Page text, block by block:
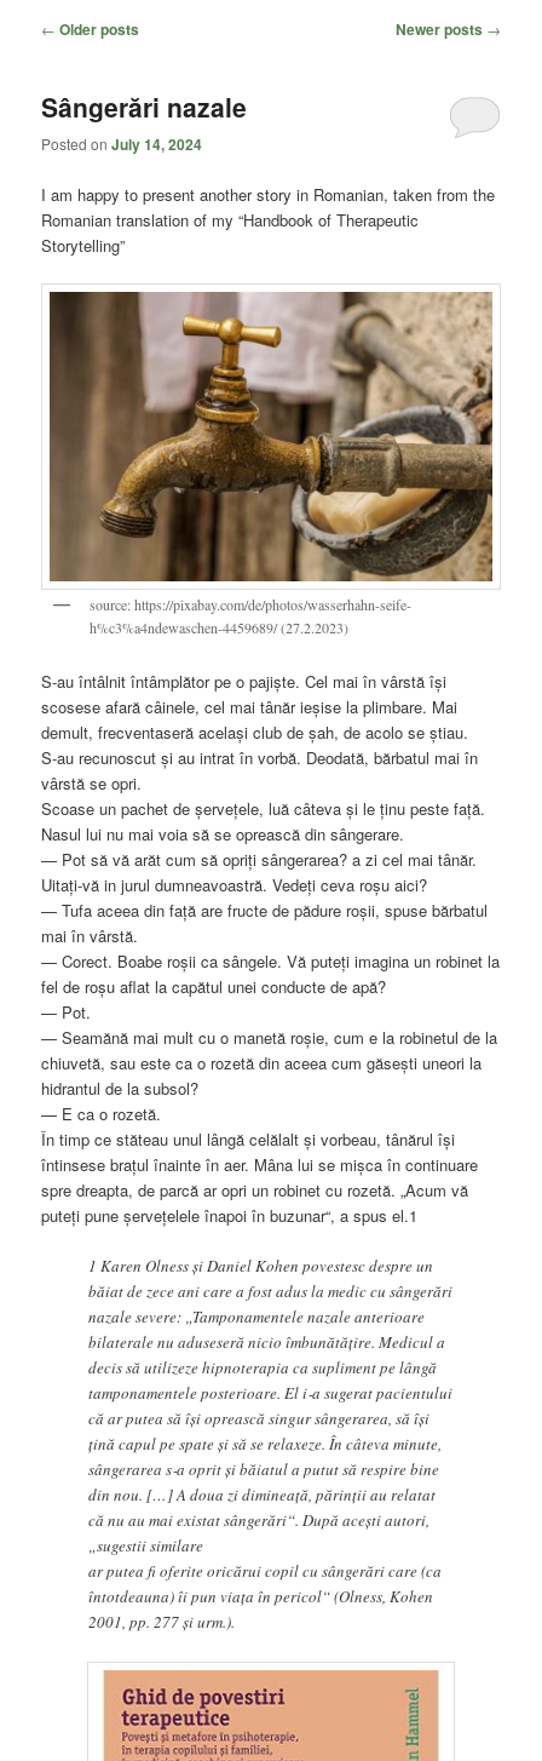
Post
← Older posts Newer posts →
Sângerări nazale
Posted onJuly 14, 2024
I am happy to present another story in Romanian, taken from the
Romanian translation of my “Handbook of Therapeutic
Storytelling”
source: https://pixabay.com/de/photos/wasserhahn-seife-
h%c3%a4ndewaschen-4459689/ (27.2.2023)
S‑au întâlnit întâmplător pe o pajiște. Cel mai în vârstă își
scosese afară câinele, cel mai tânăr ieșise la plimbare. Mai
demult, frecventaseră același club de șah, de acolo se știau.
S‑au recunoscut și au intrat în vorbă. Deodată, bărbatul mai în
vârstă se opri.
Scoase un pachet de șervețele, luă câteva și le ținu peste față.
Nasul lui nu mai voia să se oprească din sângerare.
— Pot să vă arăt cum să opriți sângerarea? a zi cel mai tânăr.
Uitați‑vă in jurul dumneavoastră. Vedeți ceva roșu aici?
— Tufa aceea din față are fructe de pădure roșii, spuse bărbatul
mai în vârstă.
— Corect. Boabe roșii ca sângele. Vă puteți imagina un robinet la
fel de roșu aflat la capătul unei conducte de apă?
— Pot.
— Seamănă mai mult cu o manetă roșie, cum e la robinetul de la
chiuvetă, sau este ca o rozetă din aceea cum găsești uneori la
hidrantul de la subsol?
— E ca o rozetă.
În timp ce stăteau unul lângă celălalt și vorbeau, tânărul își
întinsese brațul înainte în aer. Mâna lui se mișca în continuare
spre dreapta, de parcă ar opri un robinet cu rozetă. „Acum vă
puteți pune șervețelele înapoi în buzunar“, a spus el.1
1 Karen Olness și Daniel Kohen povestesc despre un
băiat de zece ani care a fost adus la medic cu sângerări
nazale severe: „Tamponamentele nazale anterioare
bilaterale nu aduseseră nicio îmbunătățire. Medicul a
decis să utilizeze hipnoterapia ca supliment pe lângă
tamponamentele posterioare. El i‑a sugerat pacientului
că ar putea să își oprească singur sângerarea, să își
țină capul pe spate și să se relaxeze. În câteva minute,
sângerarea s‑a oprit și băiatul a putut să respire bine
din nou. […] A doua zi dimineață, părinții au relatat
că nu au mai existat sângerări“. După acești autori,
„sugestii similare
ar putea fi oferite oricărui copil cu sângerări care (ca
întotdeauna) îi pun viața în pericol“ (Olness, Kohen
2001, pp. 277 și urm.).